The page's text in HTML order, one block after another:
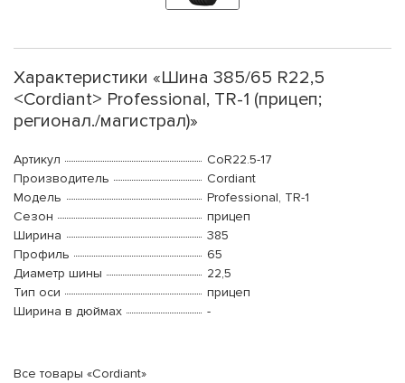
Характеристики «Шина 385/65 R22,5
<Cordiant> Professional, TR-1 (прицеп;
регионал./магистрал)»
Артикул
CoR22.5-17
Производитель
Cordiant
Модель
Professional, TR-1
Сезон
прицеп
Ширина
385
Профиль
65
Диаметр шины
22,5
Тип оси
прицеп
Ширина в дюймах
-
Все товары «Cordiant»